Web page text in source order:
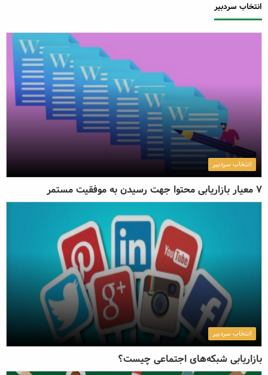
انتخاب سردبیر
انتخاب سردبیر
7 معیار بازاریابی محتوا جهت رسیدن به موفقیت مستمر
انتخاب سردبیر
بازاریابی شبکه‌های اجتماعی چیست؟